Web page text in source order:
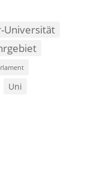
Universität
Uni